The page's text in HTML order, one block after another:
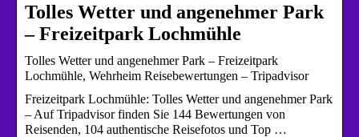
Tolles Wetter und angenehmer Park
– Freizeitpark Lochmühle
Tolles Wetter und angenehmer Park – Freizeitpark
Lochmühle, Wehrheim Reisebewertungen – Tripadvisor
Freizeitpark Lochmühle: Tolles Wetter und angenehmer Park
– Auf Tripadvisor finden Sie 144 Bewertungen von
Reisenden, 104 authentische Reisefotos und Top …